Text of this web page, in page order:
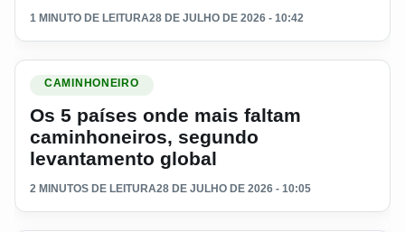
1 MINUTO DE LEITURA28 DE JULHO DE 2026 - 10:42
Ler materia: Os 5 países onde mais faltam caminhoneiros,
CAMINHONEIRO
Os 5 países onde mais faltam
caminhoneiros, segundo
levantamento global
2 MINUTOS DE LEITURA28 DE JULHO DE 2026 - 10:05